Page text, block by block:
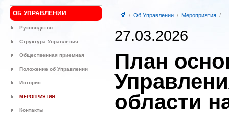
ОБ УПРАВЛЕНИИ
Руководство
Структура Управления
Общественная приемная
Положение об Управлении
История
МЕРОПРИЯТИЯ
Контакты
/ Об Управлении/ Мероприятия/
27.03.2026
План
области